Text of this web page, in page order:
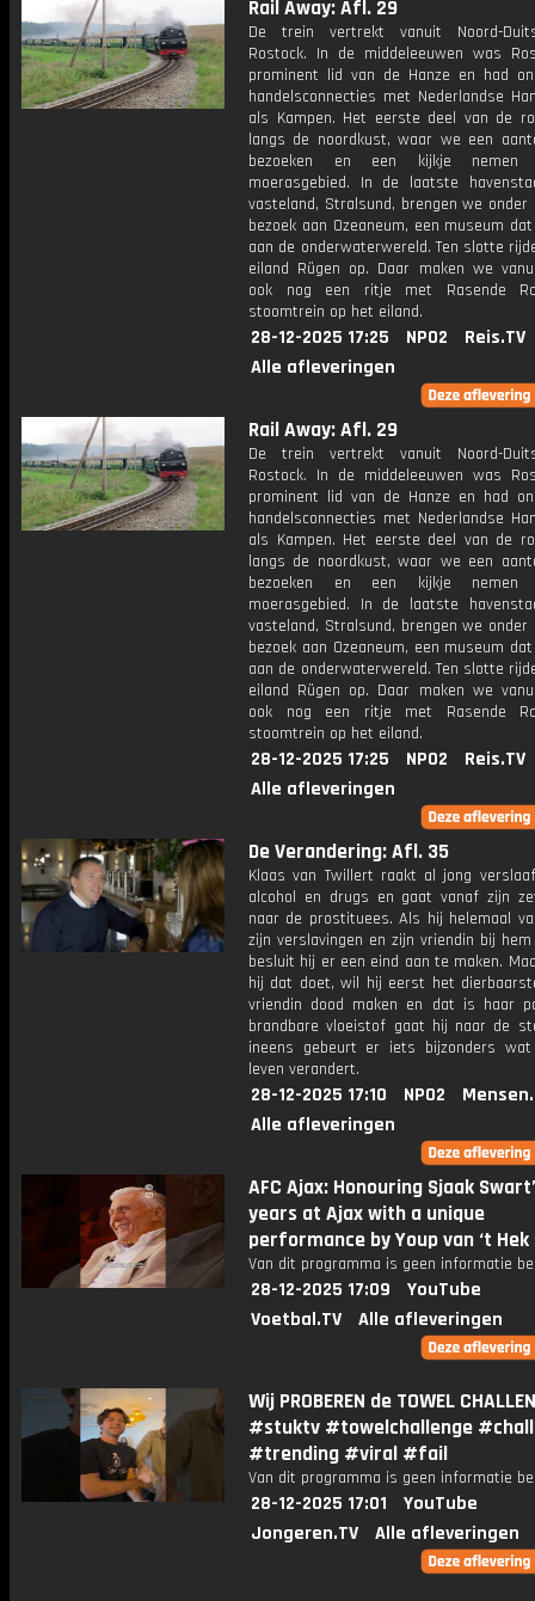
Rail Away: Afl. 29
De trein vertrekt vanuit Noord-
Rostock. In de middeleeuwen was
prominent lid van de Hanze en had
handelsconnecties met Nederlandse
als Kampen. Het eerste deel van de
langs de noordkust, waar we een
bezoeken en een kijkje
moerasgebied. In de laatste
vasteland, Stralsund, brengen we onder
bezoek aan Ozeaneum, een museum
aan de onderwaterwereld. Ten slotte
eiland Rügen op. Daar maken we
ook nog een ritje met Rasende
stoomtrein op het eiland.
28-12-2025 17:25 NPO2
Reis.TV
Alle afleveringen
Rail Away: Afl. 29
De trein vertrekt vanuit Noord-
Rostock. In de middeleeuwen was
prominent lid van de Hanze en had
handelsconnecties met Nederlandse
als Kampen. Het eerste deel van de
langs de noordkust, waar we een
bezoeken en een kijkje
moerasgebied. In de laatste
vasteland, Stralsund, brengen we onder
bezoek aan Ozeaneum, een museum
aan de onderwaterwereld. Ten slotte
eiland Rügen op. Daar maken we
ook nog een ritje met Rasende
stoomtrein op het eiland.
28-12-2025 17:25 NPO2
Reis.TV
Alle afleveringen
De Verandering: Afl. 35
Klaas van Twillert raakt al jong
alcohol en drugs en gaat vanaf zijn
naar de prostituees. Als hij helemaal
zijn verslavingen en zijn vriendin bij
besluit hij er een eind aan te maken.
hij dat doet, wil hij eerst het
vriendin dood maken en dat is haar
brandbare vloeistof gaat hij naar de
ineens gebeurt er iets bijzonders
leven verandert.
28-12-2025 17:10 NPO2
Alle afleveringen
AFC Ajax: Honouring Sjaak
years at Ajax with a unique
performance by Youp van ‘t Hek
Van dit programma is geen informatie
28-12-2025 17:09
YouTube
Voetbal.TV
Alle afleveringen
Wij PROBEREN de TOWEL
#stuktv #towelchallenge
#trending #viral #fail
Van dit programma is geen informatie
28-12-2025 17:01
YouTube
Jongeren.TV
Alle afleveringen